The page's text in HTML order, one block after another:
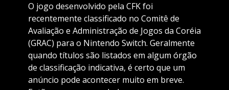
O jogo desenvolvido pela CFK foi
recentemente classificado no Comitê de
Avaliação e Administração de Jogos da Coréia
(GRAC) para o Nintendo Switch. Geralmente
quando títulos são listados em algum órgão
de classificação indicativa, é certo que um
anúncio pode acontecer muito em breve.